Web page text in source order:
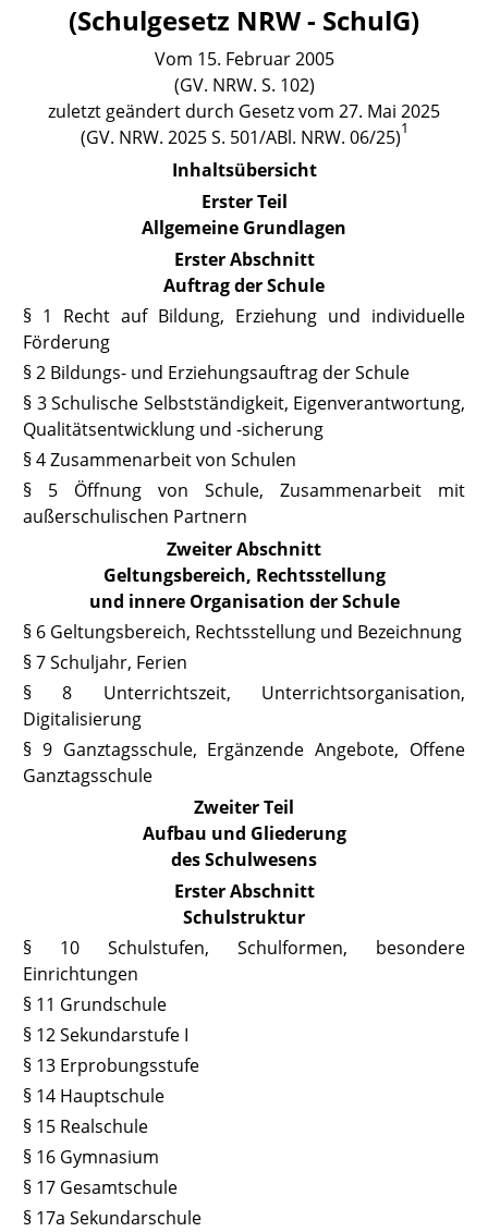
(Schulgesetz NRW - SchulG)
Vom 15. Februar 2005
(GV. NRW. S. 102)
zuletzt geändert durch Gesetz vom 27. Mai 2025
(GV. NRW. 2025 S. 501/ABl. NRW. 06/25)1
Inhaltsübersicht
Erster Teil
Allgemeine Grundlagen
Erster Abschnitt
Auftrag der Schule
§ 1 Recht auf Bildung, Erziehung und individuelle
Förderung
§ 2 Bildungs- und Erziehungsauftrag der Schule
§ 3 Schulische Selbstständigkeit, Eigenverantwortung,
Qualitätsentwicklung und -sicherung
§ 4 Zusammenarbeit von Schulen
§ 5 Öffnung von Schule, Zusammenarbeit mit
außerschulischen Partnern
Zweiter Abschnitt
Geltungsbereich, Rechtsstellung
und innere Organisation der Schule
§ 6 Geltungsbereich, Rechtsstellung und Bezeichnung
§ 7 Schuljahr, Ferien
§ 8 Unterrichtszeit, Unterrichtsorganisation,
Digitalisierung
§ 9 Ganztagsschule, Ergänzende Angebote, Offene
Ganztagsschule
Zweiter Teil
Aufbau und Gliederung
des Schulwesens
Erster Abschnitt
Schulstruktur
§ 10 Schulstufen, Schulformen, besondere
Einrichtungen
§ 11 Grundschule
§ 12 Sekundarstufe I
§ 13 Erprobungsstufe
§ 14 Hauptschule
§ 15 Realschule
§ 16 Gymnasium
§ 17 Gesamtschule
§ 17a Sekundarschule